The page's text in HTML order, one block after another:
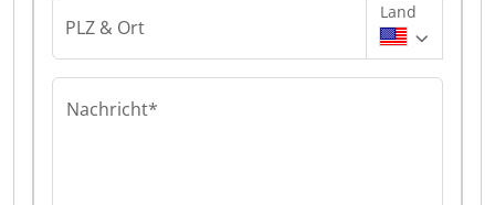
PLZ & Ort
Land
Nachricht*